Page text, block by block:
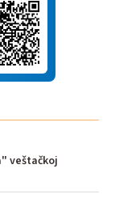
veštačkoj